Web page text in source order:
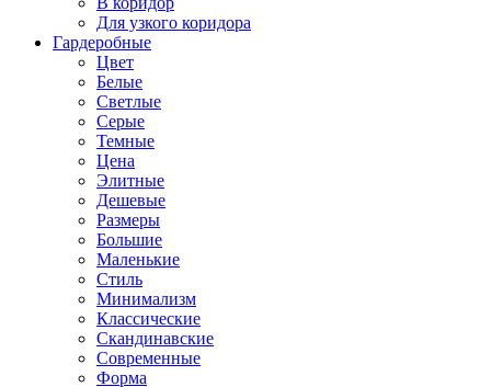
Для узкого коридора
Гардеробные
Цвет
Белые
Светлые
Серые
Темные
Цена
Элитные
Дешевые
Размеры
Большие
Маленькие
Стиль
Минимализм
Классические
Скандинавские
Современные
Форма